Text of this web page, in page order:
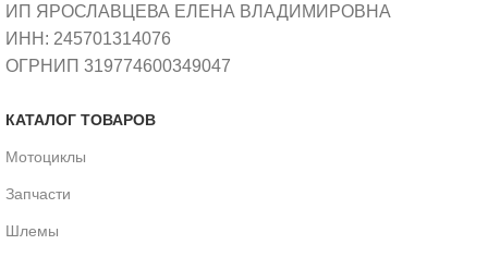
ИП ЯРОСЛАВЦЕВА ЕЛЕНА ВЛАДИМИРОВНА
ИНН: 245701314076
ОГРНИП 319774600349047
КАТАЛОГ ТОВАРОВ
Мотоциклы
Запчасти
Шлемы